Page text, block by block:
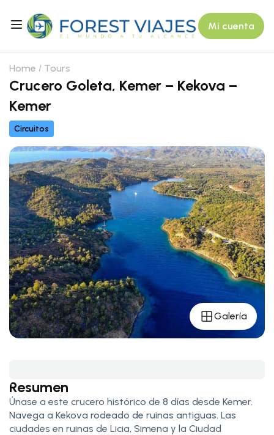
Mi cuenta
Home Tours
Crucero Goleta, Kemer – Kekova –
Kemer
Circuitos
Galería
Resumen
Únase a este crucero histórico de 8 días desde Kemer.
Navega a Kekova rodeado de ruinas antiguas. Las
ciudades en ruinas de Licia, Simena y la Ciudad